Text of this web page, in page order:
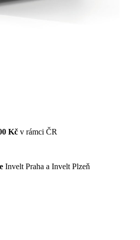
Kč v rámci ČR
Invelt Praha a Invelt Plzeň